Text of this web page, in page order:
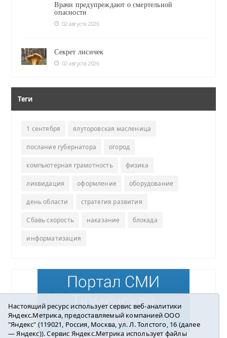
Врачи предупреждают о смертельной
опасности
02 августа 2026
Секрет лисичек
02 августа 2026
Теги
1 сентября ялуторовская масленица
послание губернатора огород
компьютерная грамотность физика
ликвидация оформление оборудование
день области стратегия развития
Сбавь скорость наказание блокада
информатизация
Настоящий ресурс использует сервис веб-аналитики
Яндекс.Метрика, предоставляемый компанией ООО
"Яндекс" (119021, Россия, Москва, ул. Л. Толстого, 16 (далее
— Яндекс)). Сервис Яндекс.Метрика использует файлы